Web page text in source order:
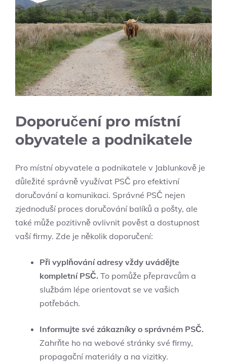
Doporučení pro místní
obyvatele a podnikatele
Pro místní obyvatele a podnikatele v Jablunkově je
důležité správně využívat PSČ pro efektivní
doručování a komunikaci. Správné PSČ nejen
zjednoduší proces doručování balíků a pošty, ale
také může pozitivně ovlivnit pověst a dostupnost
vaší firmy. Zde je několik doporučení:
Při vyplňování adresy vždy uvádějte
kompletní PSČ. To pomůže přepravcům a
službám lépe orientovat se ve vašich
potřebách.
Informujte své zákazníky o správném PSČ.
Zahrňte ho na webové stránky své firmy,
propagační materiály a na vizitky.